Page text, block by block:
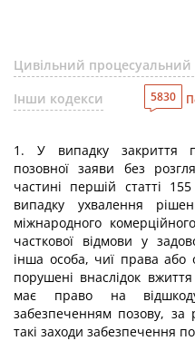
Цивільний процесуальний
Інши кодекси
5830
1. У випадку закриття
позовної заяви без
частині першій статті
випадку ухвалення
міжнародного
часткової відмови у
інша особа, чиї права або
порушені внаслідок
має право на
забезпеченням позову, за
такі заходи забезпечення